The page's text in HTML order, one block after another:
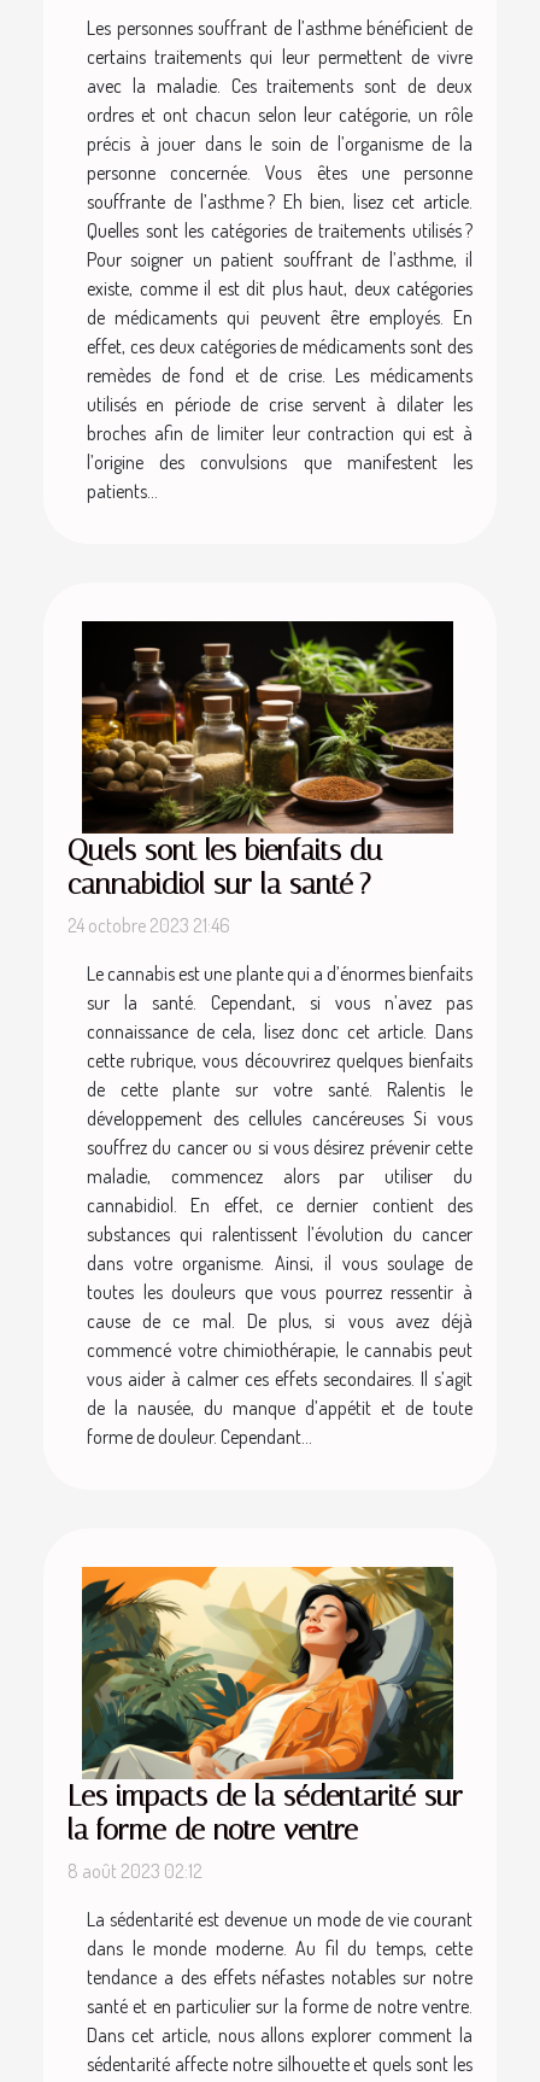
Les personnes souffrant de l’asthme bénéficient de
certains traitements qui leur permettent de vivre
avec la maladie. Ces traitements sont de deux
ordres et ont chacun selon leur catégorie, un rôle
précis à jouer dans le soin de l’organisme de la
personne concernée. Vous êtes une personne
souffrante de l’asthme ? Eh bien, lisez cet article.
Quelles sont les catégories de traitements utilisés ?
Pour soigner un patient souffrant de l’asthme, il
existe, comme il est dit plus haut, deux catégories
de médicaments qui peuvent être employés. En
effet, ces deux catégories de médicaments sont des
remèdes de fond et de crise. Les médicaments
utilisés en période de crise servent à dilater les
broches afin de limiter leur contraction qui est à
l’origine des convulsions que manifestent les
patients...
Quels sont les bienfaits du
cannabidiol sur la santé ?
24 octobre 2023 21:46
Le cannabis est une plante qui a d’énormes bienfaits
sur la santé. Cependant, si vous n’avez pas
connaissance de cela, lisez donc cet article. Dans
cette rubrique, vous découvrirez quelques bienfaits
de cette plante sur votre santé. Ralentis le
développement des cellules cancéreuses Si vous
souffrez du cancer ou si vous désirez prévenir cette
maladie, commencez alors par utiliser du
cannabidiol. En effet, ce dernier contient des
substances qui ralentissent l’évolution du cancer
dans votre organisme. Ainsi, il vous soulage de
toutes les douleurs que vous pourrez ressentir à
cause de ce mal. De plus, si vous avez déjà
commencé votre chimiothérapie, le cannabis peut
vous aider à calmer ces effets secondaires. Il s’agit
de la nausée, du manque d’appétit et de toute
forme de douleur. Cependant...
Les impacts de la sédentarité sur
la forme de notre ventre
8 août 2023 02:12
La sédentarité est devenue un mode de vie courant
dans le monde moderne. Au fil du temps, cette
tendance a des effets néfastes notables sur notre
santé et en particulier sur la forme de notre ventre.
Dans cet article, nous allons explorer comment la
sédentarité affecte notre silhouette et quels sont les